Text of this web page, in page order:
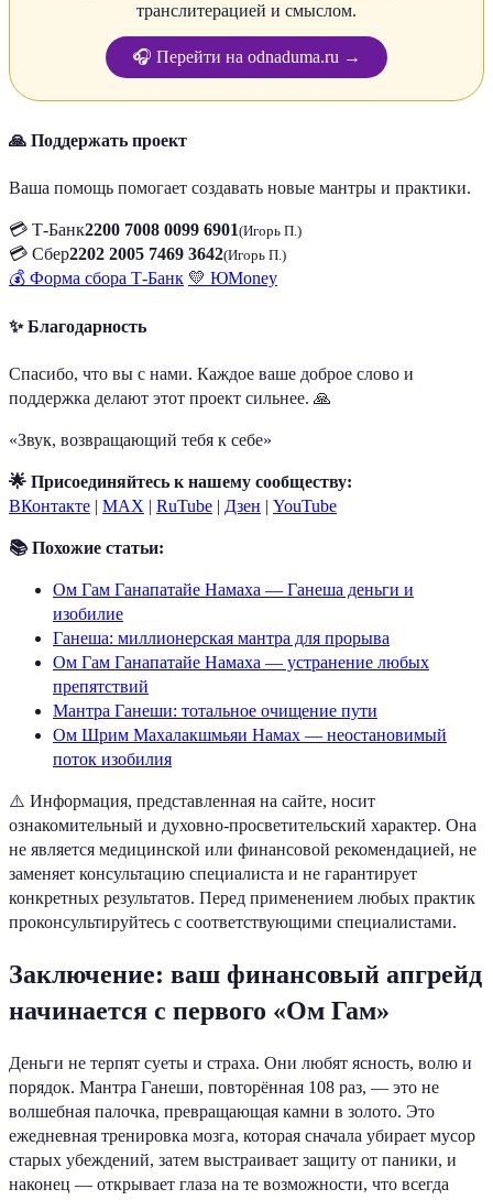
транслитерацией и смыслом.
🎧 Перейти на odnaduma.ru →
🙏 Поддержать проект
Ваша помощь помогает создавать новые мантры и практики.
💳 Т-Банк2200 7008 0099 6901(Игорь П.)
💳 Сбер2202 2005 7469 3642(Игорь П.)
💰 Форма сбора Т-Банк 💛 ЮMoney
✨ Благодарность
Спасибо, что вы с нами. Каждое ваше доброе слово и
поддержка делают этот проект сильнее. 🙏
«Звук, возвращающий тебя к себе»
🌟 Присоединяйтесь к нашему сообществу:
ВКонтакте | MAX | RuTube | Дзен | YouTube
📚 Похожие статьи:
Ом Гам Ганапатайе Намаха — Ганеша деньги и
изобилие
Ганеша: миллионерская мантра для прорыва
Ом Гам Ганапатайе Намаха — устранение любых
препятствий
Мантра Ганеши: тотальное очищение пути
Ом Шрим Махалакшмьяи Намах — неостановимый
поток изобилия
⚠️ Информация, представленная на сайте, носит
ознакомительный и духовно-просветительский характер. Она
не является медицинской или финансовой рекомендацией, не
заменяет консультацию специалиста и не гарантирует
конкретных результатов. Перед применением любых практик
проконсультируйтесь с соответствующими специалистами.
Заключение: ваш финансовый апгрейд
начинается с первого «Ом Гам»
Деньги не терпят суеты и страха. Они любят ясность, волю и
порядок. Мантра Ганеши, повторённая 108 раз, — это не
волшебная палочка, превращающая камни в золото. Это
ежедневная тренировка мозга, которая сначала убирает мусор
старых убеждений, затем выстраивает защиту от паники, и
наконец — открывает глаза на те возможности, что всегда